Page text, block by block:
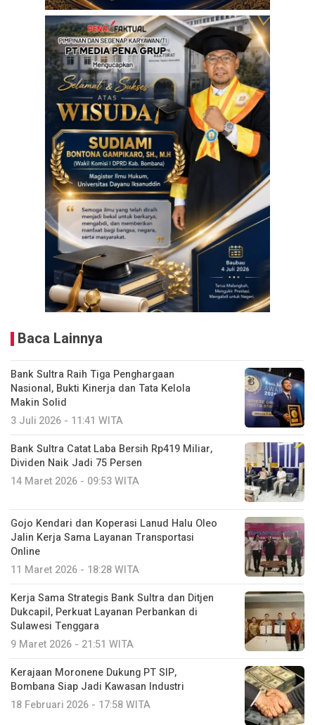
Baca Lainnya
Bank Sultra Raih Tiga Penghargaan
Nasional, Bukti Kinerja dan Tata Kelola
Makin Solid
3 Juli 2026 - 11:41 WITA
Bank Sultra Catat Laba Bersih Rp419 Miliar,
Dividen Naik Jadi 75 Persen
14 Maret 2026 - 09:53 WITA
Gojo Kendari dan Koperasi Lanud Halu Oleo
Jalin Kerja Sama Layanan Transportasi
Online
11 Maret 2026 - 18:28 WITA
Kerja Sama Strategis Bank Sultra dan Ditjen
Dukcapil, Perkuat Layanan Perbankan di
Sulawesi Tenggara
9 Maret 2026 - 21:51 WITA
Kerajaan Moronene Dukung PT SIP,
Bombana Siap Jadi Kawasan Industri
18 Februari 2026 - 17:58 WITA